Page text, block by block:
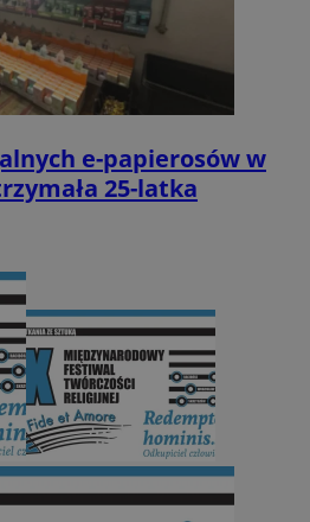
e-papierosów w
25-latka